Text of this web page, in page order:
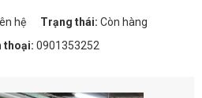
hệ Trạng thái: Còn hàng
thoại: 0901353252